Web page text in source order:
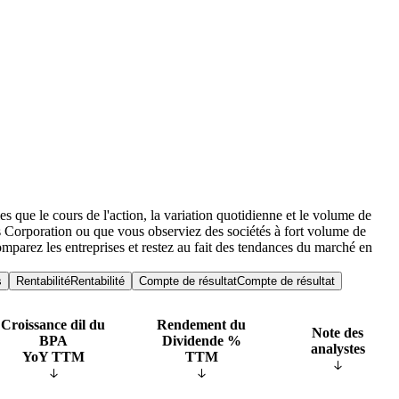
que le cours de l'action, la variation quotidienne et le volume de
ou que vous observiez des sociétés à fort volume de
les entreprises et restez au fait des tendances du marché en
RentabilitéRentabilité Compte de résultatCompte de résultat
Croissance dil du
BPA
YoY TTM
Rendement du
Dividende %
TTM
Note des
analystes